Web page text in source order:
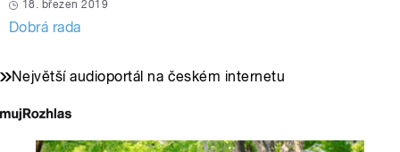
18. březen 2019
Dobrá rada
Největší audioportál na českém internetu